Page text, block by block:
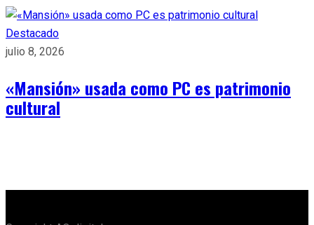
Destacado
julio 8, 2026
«Mansión» usada como PC es patrimonio
cultural